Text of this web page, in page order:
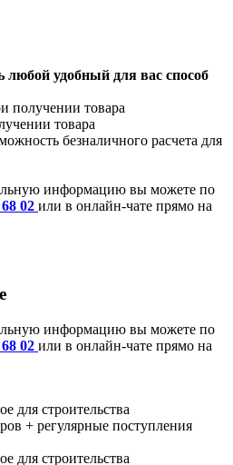
удобный для вас способ
получении товара
товара
безналичного расчета для
информацию вы можете по
02 или в онлайн-чате прямо на
информацию вы можете по
02 или в онлайн-чате прямо на
для строительства
+ регулярные поступления